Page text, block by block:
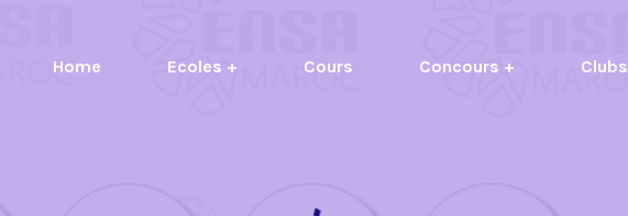
Home Ecoles + Cours Concours + Clubs